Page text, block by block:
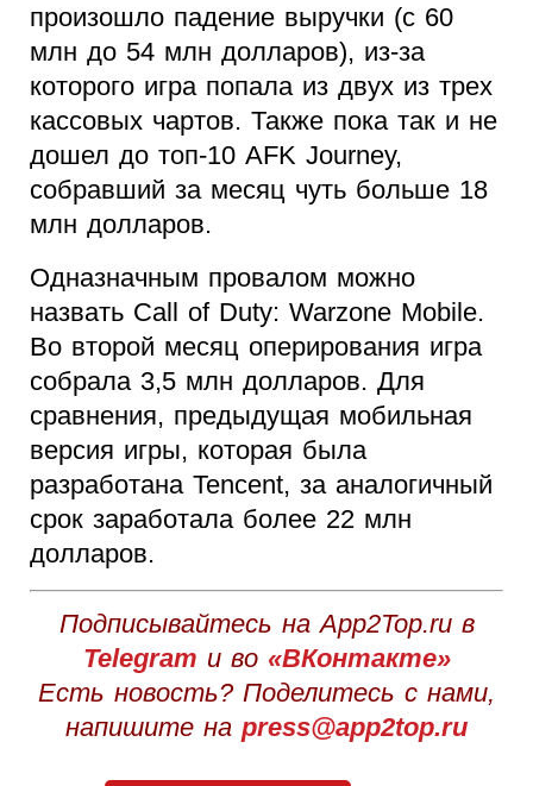
произошло падение выручки (с 60
млн до 54 млн долларов), из-за
которого игра попала из двух из трех
кассовых чартов. Также пока так и не
дошел до топ-10 AFK Journey,
собравший за месяц чуть больше 18
млн долларов.
Одназначным провалом можно
назвать Call of Duty: Warzone Mobile.
Во второй месяц оперирования игра
собрала 3,5 млн долларов. Для
сравнения, предыдущая мобильная
версия игры, которая была
разработана Tencent, за аналогичный
срок заработала более 22 млн
долларов.
Подписывайтесь на App2Top.ru в
Telegram и во «ВКонтакте»
Есть новость? Поделитесь с нами,
напишите на press@app2top.ru